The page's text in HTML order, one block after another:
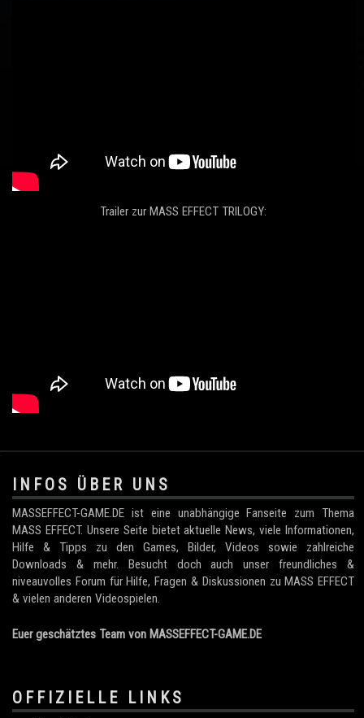
Trailer zur MASS EFFECT TRILOGY:
.
INFOS ÜBER UNS
MASSEFFECT-GAME.DE ist eine unabhängige Fanseite zum Thema
MASS EFFECT. Unsere Seite bietet aktuelle News, viele Informationen,
Hilfe & Tipps zu den Games, Bilder, Videos sowie zahlreiche
Downloads & mehr. Besucht doch auch unser freundliches &
niveauvolles Forum für Hilfe, Fragen & Diskussionen zu MASS EFFECT
& vielen anderen Videospielen.
Euer geschätztes Team von MASSEFFECT-GAME.DE
OFFIZIELLE LINKS